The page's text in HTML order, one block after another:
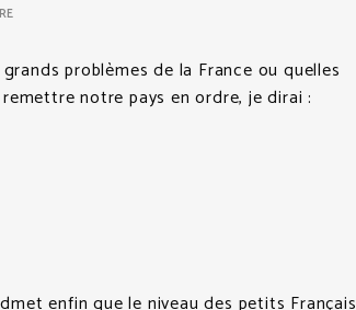
problèmes de la France ou quelles
notre pays en ordre, je dirai :
enfin que le niveau des petits Français